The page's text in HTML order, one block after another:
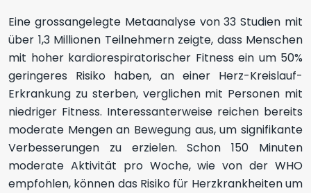
Eine grossangelegte Metaanalyse von 33 Studien mit
über 1,3 Millionen Teilnehmern zeigte, dass Menschen
mit hoher kardiorespiratorischer Fitness ein um 50%
geringeres Risiko haben, an einer Herz-Kreislauf-
Erkrankung zu sterben, verglichen mit Personen mit
niedriger Fitness. Interessanterweise reichen bereits
moderate Mengen an Bewegung aus, um signifikante
Verbesserungen zu erzielen. Schon 150 Minuten
moderate Aktivität pro Woche, wie von der WHO
empfohlen, können das Risiko für Herzkrankheiten um